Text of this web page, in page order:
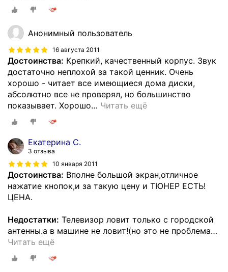
Анонимный пользователь
16 августа 2011
Достоинства: Крепкий, качественный корпус. Звук
достаточно неплохой за такой ценник. Очень
хорошо - читает все имеющиеся дома диски,
абсолютно все не проверял, но большинство
показывает. Хорошо… Читать ещё
Екатерина С.
3 отзыва
10 января 2011
Достоинства: Вполне большой экран,отличное
нажатие кнопок,и за такую цену и ТЮНЕР ЕСТЬ!
ЦЕНА.
Недостатки: Телевизор ловит только с городской
антенны.а в машине не ловит!(но это не проблема…
Читать ещё